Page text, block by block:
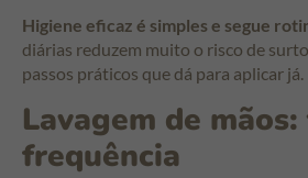
Higiene eficaz é simples e segue
diárias reduzem muito o risco de
passos práticos que dá para aplicar já.
Lavagem de
frequência